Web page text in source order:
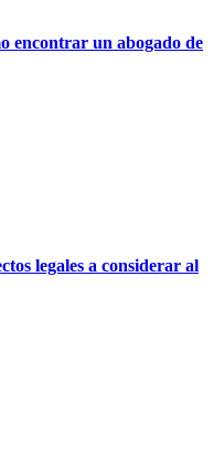
encontrar un abogado de
legales a considerar al